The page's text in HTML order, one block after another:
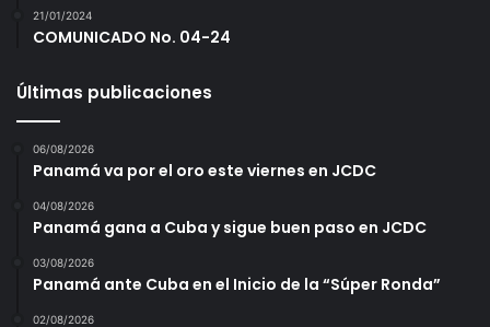
21/01/2024
COMUNICADO No. 04-24
Últimas publicaciones
06/08/2026
Panamá va por el oro este viernes en JCDC
04/08/2026
Panamá gana a Cuba y sigue buen paso en JCDC
03/08/2026
Panamá ante Cuba en el Inicio de la “Súper Ronda”
02/08/2026